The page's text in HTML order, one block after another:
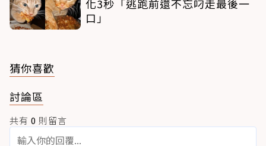
化3秒「逃跑前還不忘叼走最後一
口」
猜你喜歡
討論區
共有 0 則留言